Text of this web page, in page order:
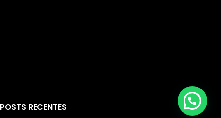
POSTS RECENTES